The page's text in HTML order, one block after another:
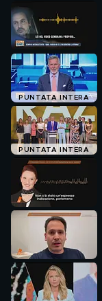
PUNTATA INTERA
PUNTATA INTERA